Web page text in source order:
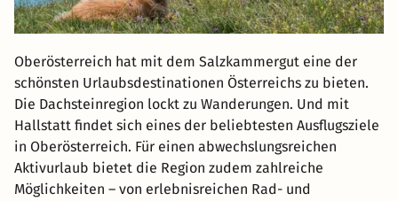
Oberösterreich hat mit dem Salzkammergut eine der
schönsten Urlaubsdestinationen Österreichs zu bieten.
Die Dachsteinregion lockt zu Wanderungen. Und mit
Hallstatt findet sich eines der beliebtesten Ausflugsziele
in Oberösterreich. Für einen abwechslungsreichen
Aktivurlaub bietet die Region zudem zahlreiche
Möglichkeiten – von erlebnisreichen Rad- und